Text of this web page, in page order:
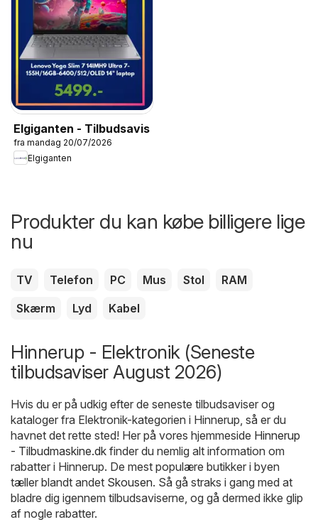
Elgiganten - Tilbudsavis
fra mandag 20/07/2026
Elgiganten
Produkter du kan købe billigere lige
nu
TV Telefon PC Mus Stol
RAM
Skærm
Lyd Kabel
Hinnerup - Elektronik (Seneste
tilbudsaviser August 2026)
Hvis du er på udkig efter de seneste tilbudsaviser og
kataloger fra Elektronik-kategorien i Hinnerup, så er du
havnet det rette sted! Her på vores hjemmeside Hinnerup
- Tilbudmaskine.dk finder du nemlig alt information om
rabatter i Hinnerup. De mest populære butikker i byen
tæller blandt andet Skousen. Så gå straks i gang med at
bladre dig igennem tilbudsaviserne, og gå dermed ikke glip
af nogle rabatter.